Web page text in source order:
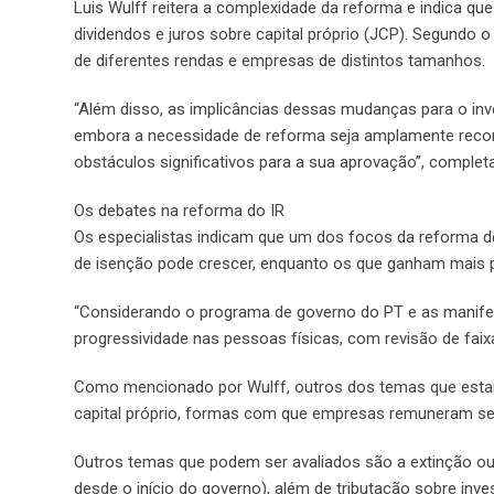
Luis Wulff reitera a complexidade da reforma e indica
dividendos e juros sobre capital próprio (JCP).
de diferentes rendas e empresas de distintos tamanhos.
“Além disso, as implicâncias dessas mudanças para o
embora a necessidade de reforma seja amplamente
obstáculos significativos para a sua aprovação”,
Os debates na reforma do IR
Os especialistas indicam que um dos focos da reforma
de isenção pode crescer, enquanto os que ganham
“Considerando o programa de governo do PT e as
progressividade nas pessoas físicas, com revisão de
Como mencionado por Wulff, outros dos temas que
capital próprio, formas com que empresas remuneram
Outros temas que podem ser avaliados são a extinção
desde o início do governo), além de tributação sobre